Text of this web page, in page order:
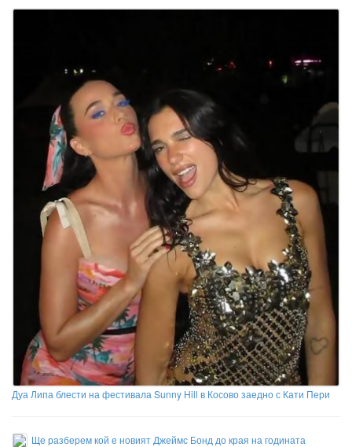
Дуа Липа блести на фестивала Sunny Hill в Косово заедно с Кати Пери
Ще разберем кой е новият Джеймс Бонд до края на годината